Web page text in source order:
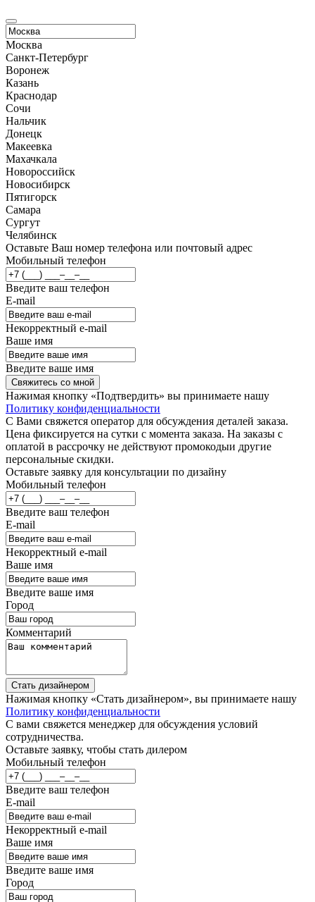
Москва
Санкт-Петербург
Воронеж
Казань
Краснодар
Сочи
Нальчик
Донецк
Макеевка
Махачкала
Новороссийск
Новосибирск
Пятигорск
Самара
Сургут
Челябинск
Оставьте Ваш номер телефона или почтовый адрес
Мобильный телефон
Введите ваш телефон
E-mail
Некорректный e-mail
Ваше имя
Введите ваше имя
Свяжитесь со мной
Нажимая кнопку «Подтвердить» вы принимаете нашу
Политику конфиденциальности
С Вами свяжется оператор для обсуждения деталей заказа.
Цена фиксируется на сутки с момента заказа. На заказы с
оплатой в рассрочку не действуют промокодыи другие
персональные скидки.
Оставьте заявку для консультации по дизайну
Мобильный телефон
Введите ваш телефон
E-mail
Некорректный e-mail
Ваше имя
Введите ваше имя
Город
Комментарий
Стать дизайнером
Нажимая кнопку «Стать дизайнером», вы принимаете нашу
Политику конфиденциальности
С вами свяжется менеджер для обсуждения условий
сотрудничества.
Оставьте заявку, чтобы стать дилером
Мобильный телефон
Введите ваш телефон
E-mail
Некорректный e-mail
Ваше имя
Введите ваше имя
Город